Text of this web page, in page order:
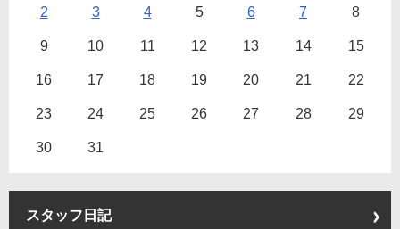
2 3 4 5 6 7 8
9 10 11 12 13 14 15
16 17 18 19 20 21 22
23 24 25 26 27 28 29
30 31
スタッフ日記